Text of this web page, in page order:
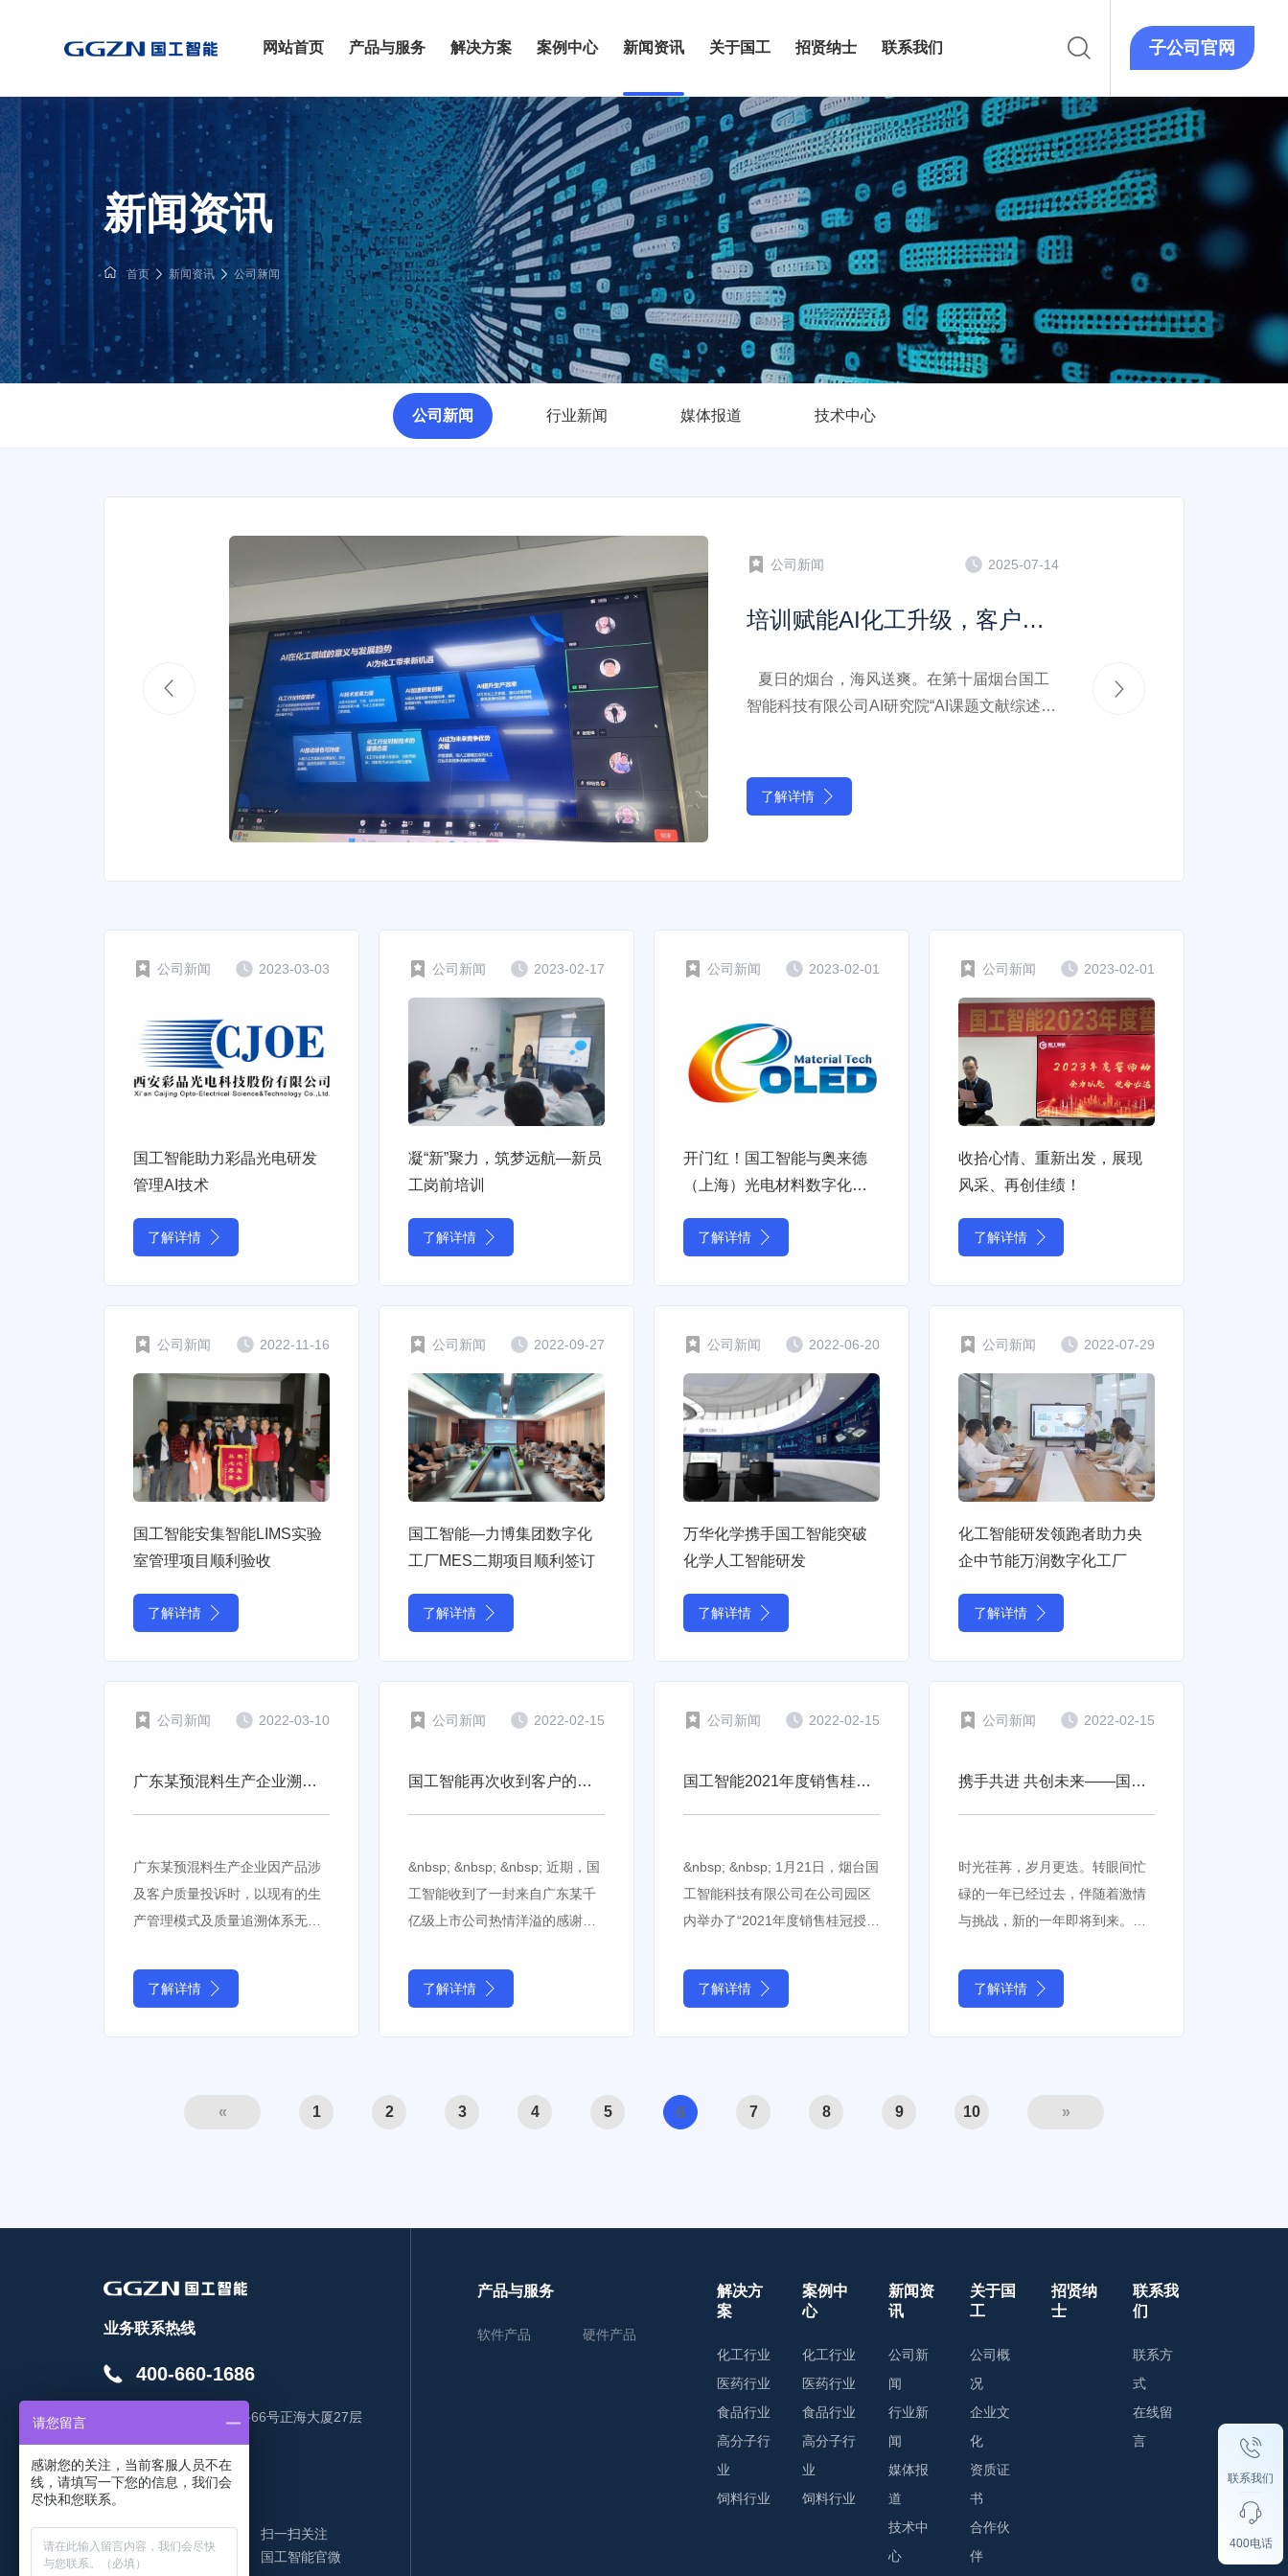
网站首页 产品与服务 解决方案 案例中心 新闻资讯 关于国工 招贤纳士 联系我们 子公司官网
新闻资讯
首页 新闻资讯 公司新闻
公司新闻 行业新闻 媒体报道 技术中心
公司新闻 2025-07-14
培训赋能AI化工升级，客户价值驱动产业创新
夏日的烟台，海风送爽。在第十届烟台国工
智能科技有限公司AI研究院“AI课题文献综述分
了解详情
公司新闻 2023-03-03
国工智能助力彩晶光电研发
管理AI技术
了解详情
公司新闻 2023-02-17
凝“新”聚力，筑梦远航—新员
工岗前培训
了解详情
公司新闻 2023-02-01
开门红！国工智能与奥来德
（上海）光电材料数字化工
了解详情
公司新闻 2023-02-01
收拾心情、重新出发，展现
风采、再创佳绩！
了解详情
公司新闻 2022-11-16
国工智能安集智能LIMS实验
室管理项目顺利验收
了解详情
公司新闻 2022-09-27
国工智能—力博集团数字化
工厂MES二期项目顺利签订
了解详情
公司新闻 2022-06-20
万华化学携手国工智能突破
化学人工智能研发
了解详情
公司新闻 2022-07-29
化工智能研发领跑者助力央
企中节能万润数字化工厂
了解详情
公司新闻 2022-03-10
广东某预混料生产企业溯源系统项目验收总结
广东某预混料生产企业因产品涉
及客户质量投诉时，以现有的生
产管理模式及质量追溯体系无法
现场生产存在信息记录方式不规
范、人工操作不规范、生产各环
了解详情
公司新闻 2022-02-15
国工智能再次收到客户的感谢信
&nbsp; &nbsp; &nbsp; 近期，国
工智能收到了一封来自广东某千
亿级上市公司热情洋溢的感谢
系统项目组成员的全力支持和协
助表示感谢，对他们勤奋敬业、
了解详情
公司新闻 2022-02-15
国工智能2021年度销售桂冠授车仪式圆满结束
&nbsp; &nbsp; 1月21日，烟台国
工智能科技有限公司在公司园区
内举办了“2021年度销售桂冠授车
共同参加了本次大会。 &nbsp;
&nbsp; 2021年度销售桂冠
了解详情
公司新闻 2022-02-15
携手共进 共创未来——国工智能2022年会圆满成功
时光荏苒，岁月更迭。转眼间忙
碌的一年已经过去，伴随着激情
与挑战，新的一年即将到来。值
年终总结表彰大会暨2022年会盛
典于1月22日在沃富得酒店隆重
了解详情
« 1 2 3 4 5 6 7 8 9 10 »
联系我们
400电话
业务联系热线
400-660-1686
烟台开发区珠江路66号正海大厦27层
EMAIL：
扫一扫关注
国工智能官微
产品与服务
软件产品 硬件产品
解决方
案
化工行业
医药行业
食品行业
高分子行
业
饲料行业
案例中
心
化工行业
医药行业
食品行业
高分子行
业
饲料行业
新闻资
讯
公司新
闻
行业新
闻
媒体报
道
技术中
心
关于国
工
公司概
况
企业文
化
资质证
书
合作伙
伴
招贤纳
士
联系我
们
联系方
式
在线留
言
请您留言
感谢您的关注，当前客服人员不在
线，请填写一下您的信息，我们会
尽快和您联系。